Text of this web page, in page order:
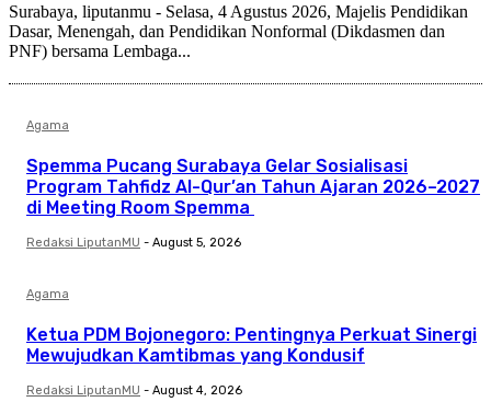
Surabaya, liputanmu - Selasa, 4 Agustus 2026, Majelis Pendidikan
Dasar, Menengah, dan Pendidikan Nonformal (Dikdasmen dan
PNF) bersama Lembaga...
Agama
Spemma Pucang Surabaya Gelar Sosialisasi
Program Tahfidz Al-Qur’an Tahun Ajaran 2026–2027
di Meeting Room Spemma
Redaksi LiputanMU - August 5, 2026
Agama
Ketua PDM Bojonegoro: Pentingnya Perkuat Sinergi
Mewujudkan Kamtibmas yang Kondusif
Redaksi LiputanMU - August 4, 2026